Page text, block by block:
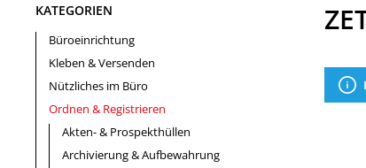
KATEGORIEN
Büroeinrichtung
Kleben & Versenden
Nützliches im Büro
Ordnen & Registrieren
Akten- & Prospekthüllen
Archivierung & Aufbewahrung